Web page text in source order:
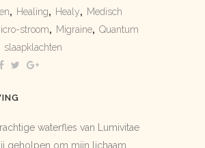
, Healing, Healy, Medisch
stroom, Migraine, Quantum
slaapklachten
waterfles van Lumivitae
geholpen om mijn lichaam